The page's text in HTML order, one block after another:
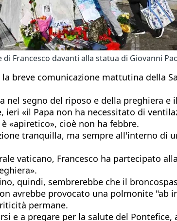
Francesco davanti alla statua di Giovanni
breve comunicazione mattutina della
nel segno del riposo e della preghiera
«il Papa non ha necessitato di
«apiretico», cioè non ha febbre.
tranquilla, ma sempre all'interno
vaticano, Francesco ha partecipato
quindi, sembrerebbe che il
avrebbe provocato una polmonite
permane.
e a pregare per la salute del